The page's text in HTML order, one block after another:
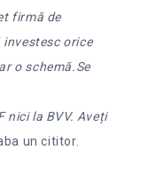
firmă de
orice
o schemă.Se
nici la BVV. Aveți
un cititor.